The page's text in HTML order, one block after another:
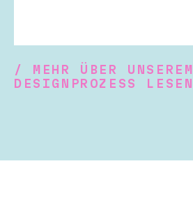
/ MEHR ÜBER UNSEREM
DESIGNPROZESS LESEN